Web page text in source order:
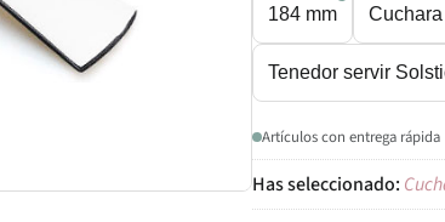
184 mm
Tenedor servir
Artículos con entrega rápida